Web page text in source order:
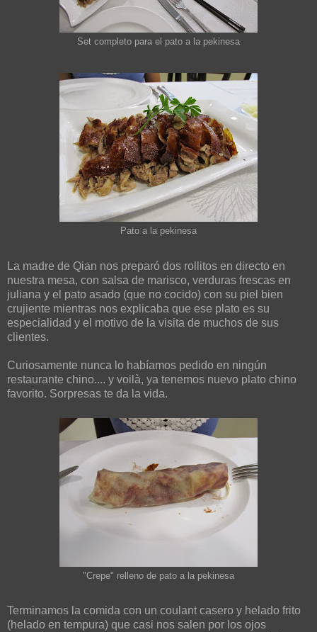
Set completo para el pato a la pekinesa
Pato a la pekinesa
La madre de Qian nos preparó dos rollitos en directo en
nuestra mesa, con salsa de marisco, verduras frescas en
juliana y el pato asado (que no cocido) con su piel bien
crujiente mientras nos explicaba que ese plato es su
especialidad y el motivo de la visita de muchos de sus
clientes.
Curiosamente nunca lo habíamos pedido en ningún
restaurante chino.... y voilà, ya tenemos nuevo plato chino
favorito. Sorpresas te da la vida.
"Crepe" relleno de pato a la pekinesa
Terminamos la comida con un coulant casero y helado frito
(helado en tempura) que casi nos salen por los ojos